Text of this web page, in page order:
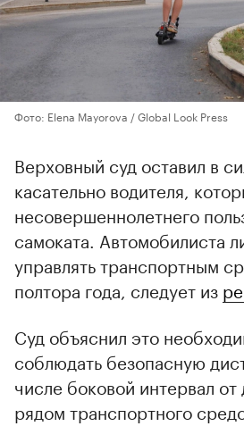
Фото: Elena Mayorova / Global Look Press
Верховный суд оставил в
касательно водителя,
несовершеннолетнего
самоката. Автомобилиста
управлять транспортным
полтора года, следует из
Суд объяснил это
соблюдать безопасную
числе боковой интервал
рядом транспортного